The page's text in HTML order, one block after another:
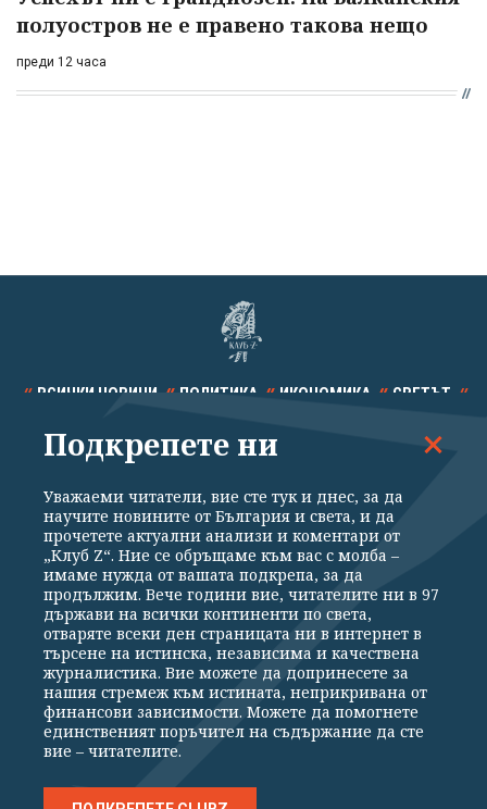
полуостров не е правено такова нещо
преди 12 часа
ВСИЧКИ НОВИНИ ПОЛИТИКА ИКОНОМИКА СВЕТЪТ
СПОРТ КУЛТУРА ТЕХНОЛОГИИ КАЛЕЙДОСКОП
Общи условия
Политика за поверителност
Реклама
Партньори Контакти
За Клуб Z
Екип
Подкрепете ни
Издател на www.clubz.bg е „Клуб Зебра Медия“ ЕООД, София, ул. "Алеко
Константинов" 3. Всички права запазени 2026 „Клуб Зебра Медия“
Препечатването на материали, снимки и видео от www.clubz.bg без
разрешение ще бъде преследвано по съдебен път, съгласно
Подкрепете ни
Уважаеми читатели, вие сте тук и днес, за да
научите новините от България и света, и да
прочетете актуални анализи и коментари от
„Клуб Z“. Ние се обръщаме към вас с молба –
имаме нужда от вашата подкрепа, за да
продължим. Вече години вие, читателите ни в 97
държави на всички континенти по света,
отваряте всеки ден страницата ни в интернет в
търсене на истинска, независима и качествена
журналистика. Вие можете да допринесете за
нашия стремеж към истината, неприкривана от
финансови зависимости. Можете да помогнете
единственият поръчител на съдържание да сте
вие – читателите.